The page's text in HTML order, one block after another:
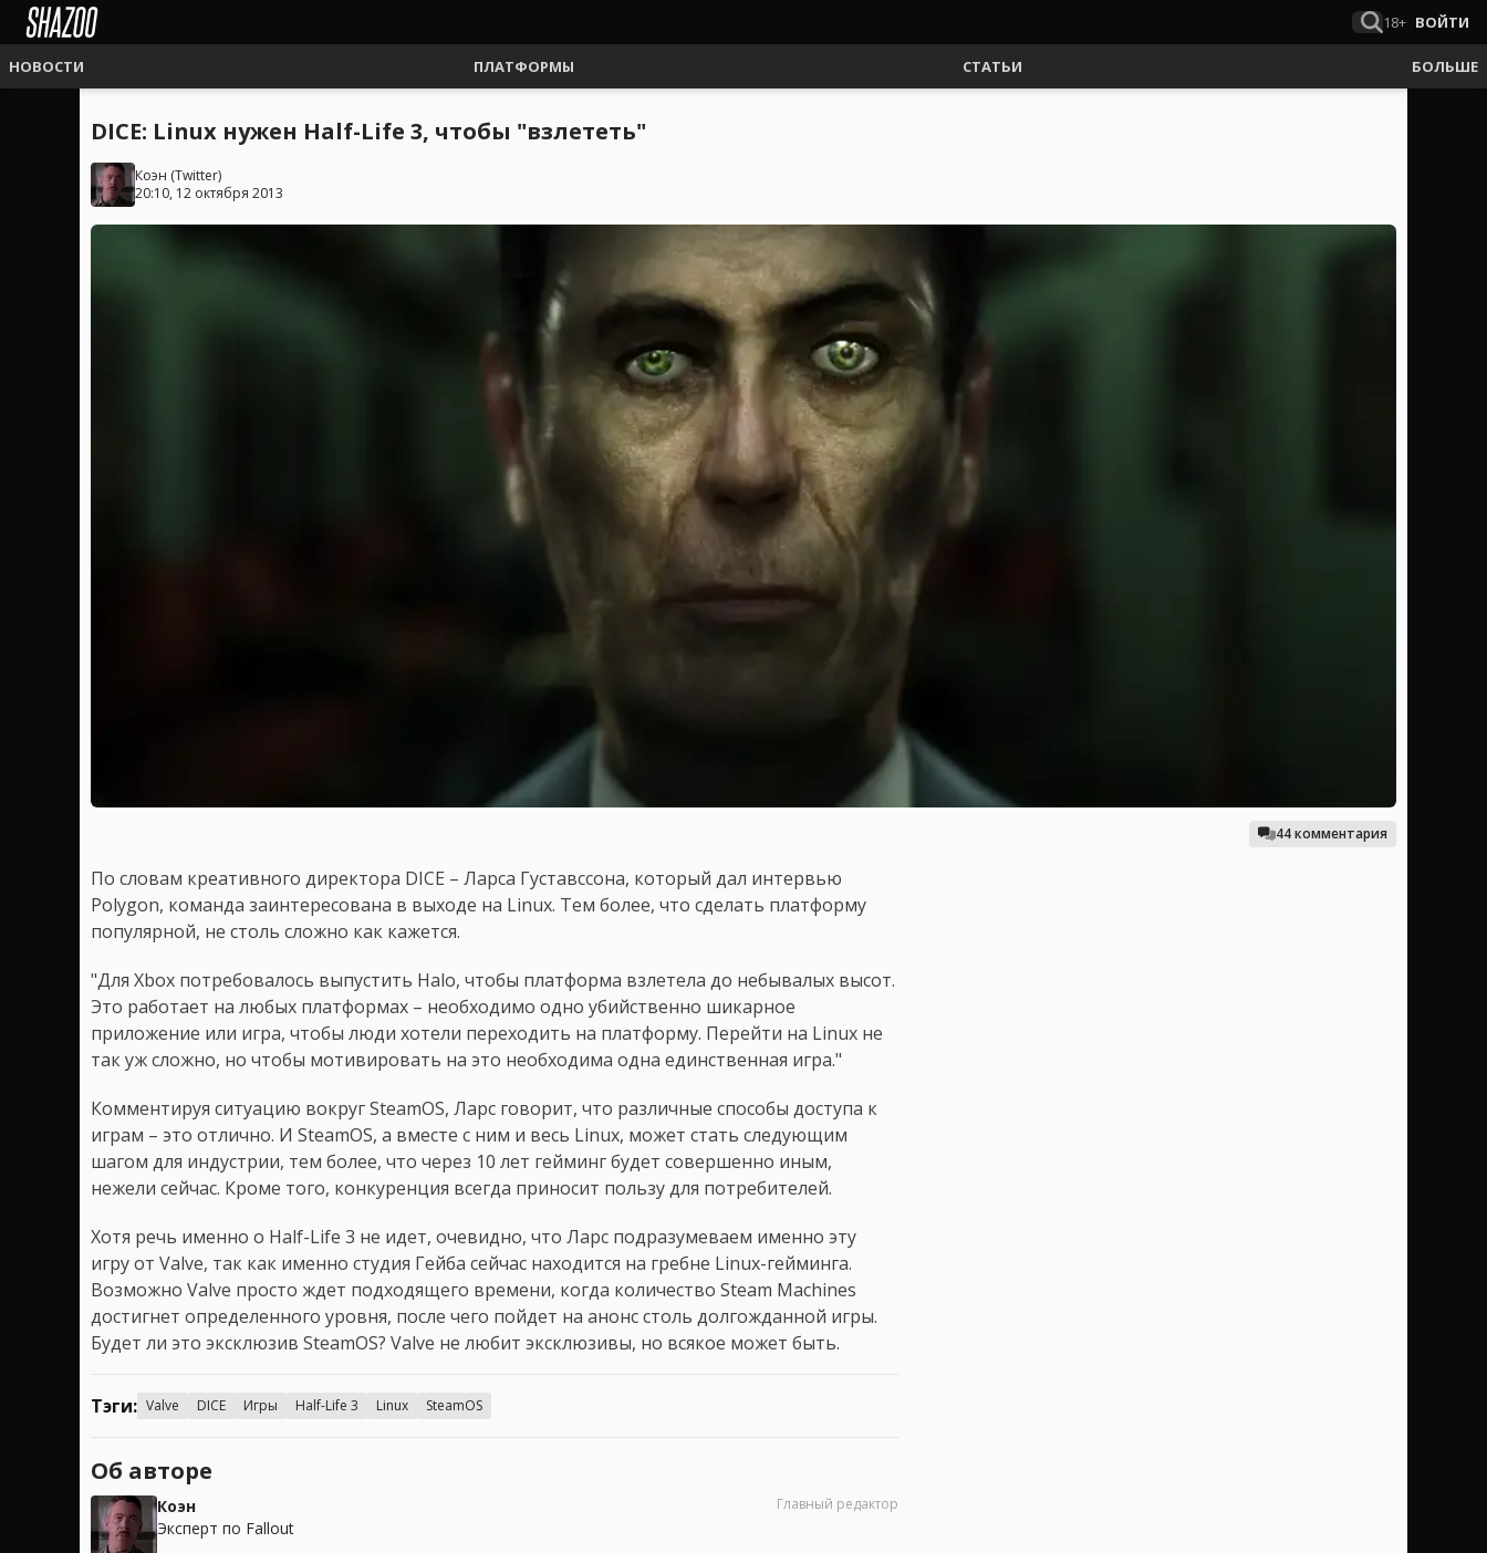
18+ ВОЙТИ
НОВОСТИ ПЛАТФОРМЫ СТАТЬИ БОЛЬШЕ
DICE: Linux нужен Half-Life 3, чтобы "взлететь"
Коэн (Twitter)
20:10, 12 октября 2013
44 комментария
По словам креативного директора DICE – Ларса Густавссона, который дал интервью
Polygon, команда заинтересована в выходе на Linux. Тем более, что сделать платформу
популярной, не столь сложно как кажется.
"Для Xbox потребовалось выпустить Halo, чтобы платформа взлетела до небывалых высот.
Это работает на любых платформах – необходимо одно убийственно шикарное
приложение или игра, чтобы люди хотели переходить на платформу. Перейти на Linux не
так уж сложно, но чтобы мотивировать на это необходима одна единственная игра."
Комментируя ситуацию вокруг SteamOS, Ларс говорит, что различные способы доступа к
играм – это отлично. И SteamOS, а вместе с ним и весь Linux, может стать следующим
шагом для индустрии, тем более, что через 10 лет гейминг будет совершенно иным,
нежели сейчас. Кроме того, конкуренция всегда приносит пользу для потребителей.
Хотя речь именно о Half-Life 3 не идет, очевидно, что Ларс подразумеваем именно эту
игру от Valve, так как именно студия Гейба сейчас находится на гребне Linux-гейминга.
Возможно Valve просто ждет подходящего времени, когда количество Steam Machines
достигнет определенного уровня, после чего пойдет на анонс столь долгожданной игры.
Будет ли это эксклюзив SteamOS? Valve не любит эксклюзивы, но всякое может быть.
Тэги: Valve DICE Игры Half-Life 3 Linux SteamOS
Об авторе
Коэн
Эксперт по Fallout
Главный редактор